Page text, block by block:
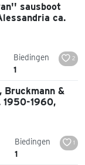
sausboot
ca.
Biedingen
1
2
Bruckmann &
1950-1960,
Biedingen
1
1